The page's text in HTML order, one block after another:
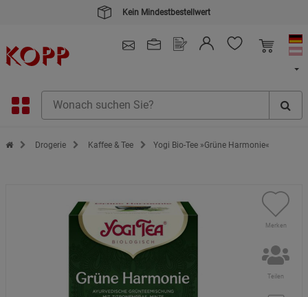
Kein Mindestbestellwert
Zur Startseite des Kopp Verlag Online-Shop
Drogerie Kaffee & Tee Yogi Bio-Tee »Grüne Harmonie«
Merken
Teilen